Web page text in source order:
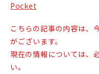
Pocket
こちらの記事の内容は、
がございます。
現在の情報については、
い。